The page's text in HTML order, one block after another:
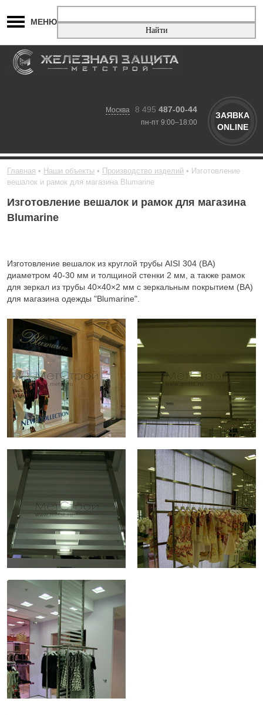
МЕНЮ
Москва 8 495 487-00-44
пн-пт 9:00–18:00
ЗАЯВКА
ONLINE
Главная Наши объекты Производство изделий
Изготовление
вешалок и рамок для магазина Blumarine
Изготовление вешалок и рамок для магазина
Blumarine
Изготовление вешалок из круглой трубы AISI 304 (BA)
диаметром 40-30 мм и толщиной стенки 2 мм, а также рамок
для зеркал из трубы 40×40×2 мм с зеркальным покрытием (BA)
для магазина одежды "Blumarine".